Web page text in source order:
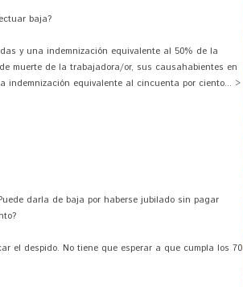
baja?
y una indemnización equivalente al 50% de la
muerte de la trabajadora/or, sus causahabientes en
indemnización equivalente al cincuenta por ciento... >
darla de baja por haberse jubilado sin pagar
el despido. No tiene que esperar a que cumpla los 70